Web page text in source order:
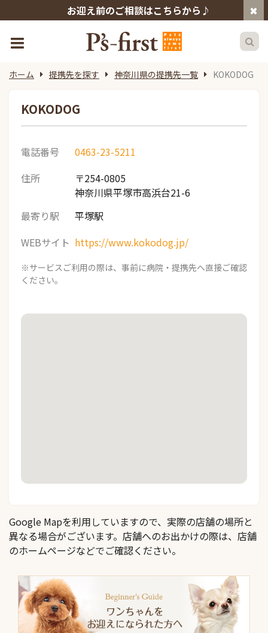
お迎え前のご相談はこちらから♪
ホーム 提携先を探す 神奈川県の提携先一覧 KOKODOG
KOKODOG
電話番号
0463-23-5211
住所
〒254-0805
神奈川県平塚市高浜台21-6
最寄り駅
平塚駅
WEBサイト https://www.kokodog.jp/
※サービスご利用の際は、事前に病院・提携先へ直接ご確認
ください。
Google Mapを利用していますので、実際の店舗の場所と
異なる場合がございます。店舗へのお出かけの際は、店舗
のホームページなどでご確認ください。